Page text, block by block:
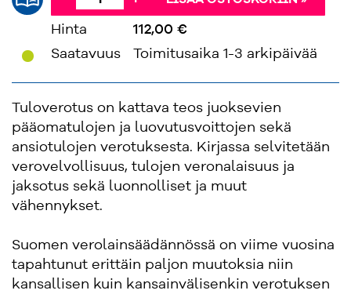
Hinta
112,00 €
Saatavuus
Toimitusaika 1-3 arkipäivää
Tuloverotus on kattava teos juoksevien
pääomatulojen ja luovutusvoittojen sekä
ansiotulojen verotuksesta. Kirjassa selvitetään
verovelvollisuus, tulojen veronalaisuus ja
jaksotus sekä luonnolliset ja muut
vähennykset.
Suomen verolainsäädännössä on viime vuosina
tapahtunut erittäin paljon muutoksia niin
kansallisen kuin kansainvälisenkin verotuksen